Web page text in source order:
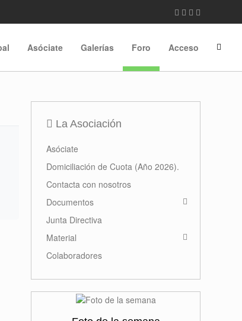
Asóciate Galerías Foro Acceso
La Asociación
Asóciate
Domiciliación de Cuota (Año 2026).
Contacta con nosotros
Documentos
Junta Directiva
Material
Colaboradores